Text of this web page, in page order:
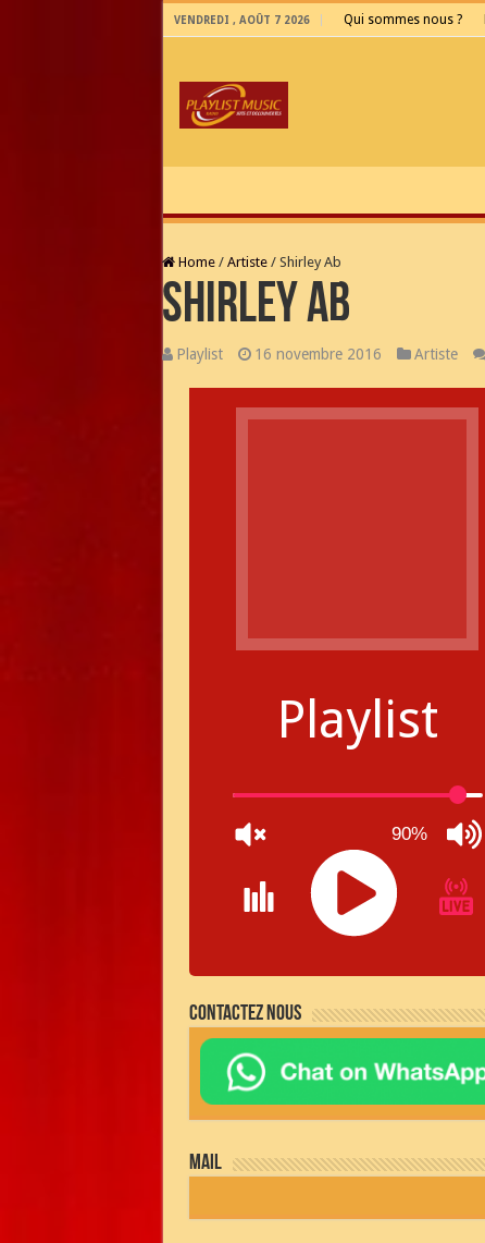
VENDREDI , AOÛT 7 2026 Qui sommes nous ?
Home / Artiste / Shirley Ab
Shirley Ab
Playlist 16 novembre 2016 Artiste
Playlist
90%
RADIO
PLAYER
WORDPRESS
RADIO
PLUGIN
powered
Dexheim
and
Contactez nous
mail